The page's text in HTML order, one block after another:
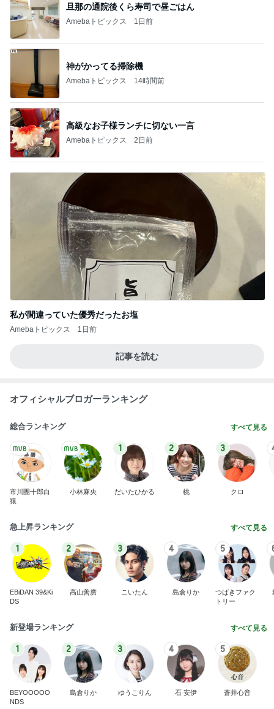
旦那の通院後くら寿司で昼ごはん
Amebaトピックス 1日前
神がかってる掃除機
Amebaトピックス 14時間前
高級なお子様ランチに切ない一言
Amebaトピックス 2日前
私が間違っていた優秀だったお塩
Amebaトピックス 1日前
記事を読む
オフィシャルブロガーランキング
総合ランキング すべて見る
市川團十郎白
猿
小林麻央
1
だいたひかる
2
桃
3
クロ
急上昇ランキング すべて見る
1
EBiDAN 39&Ki
DS
2
高山善廣
3
こいたん
4
島倉りか
5
つばきファク
トリー
新登場ランキング すべて見る
1
BEYOOOOO
NDS
2
島倉りか
3
ゆうこりん
4
石 安伊
5
蒼井心音